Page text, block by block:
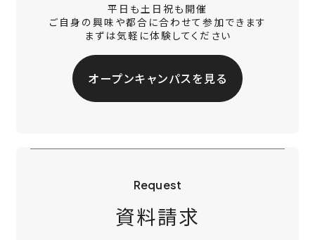
平日も土日祝も開催
ご自身の興味や都合に合わせて参加できます
まずは気軽に体験してください
オープンキャンパスを見る
Request
資料請求